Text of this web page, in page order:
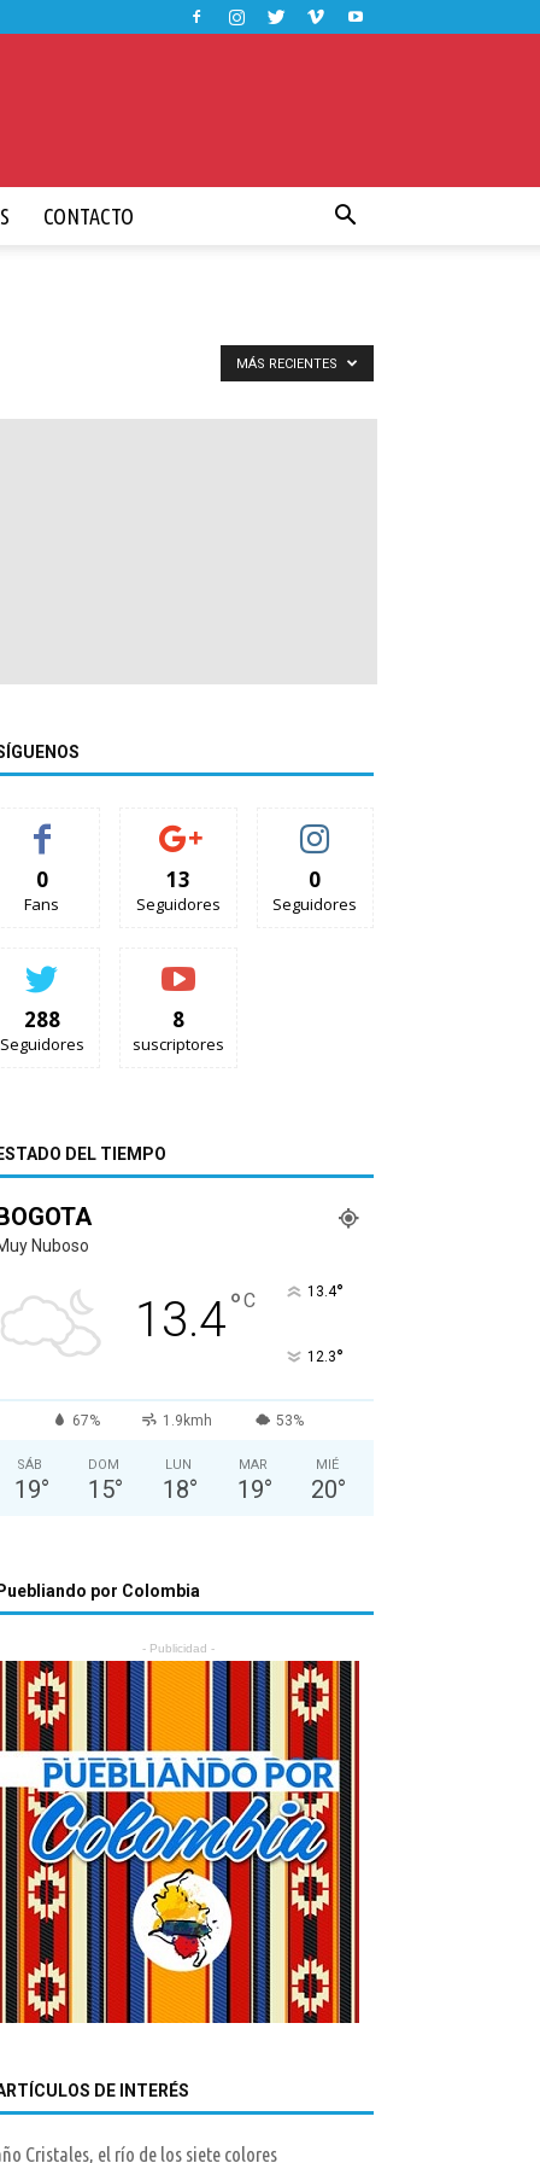
CONTACTO
MÁS RECIENTES
0
Fans
13
Seguidores
0
Seguidores
288
Seguidores
8
suscriptores
DEL TIEMPO
Nuboso
13.4°C 13.4°
12.3°
67% 1.9kmh 53%
SÁB
19°
DOM
15°
LUN
18°
MAR
19°
MIÉ
20°
por Colombia
- Publicidad -
DE INTERÉS
Cristales, el río de los siete colores